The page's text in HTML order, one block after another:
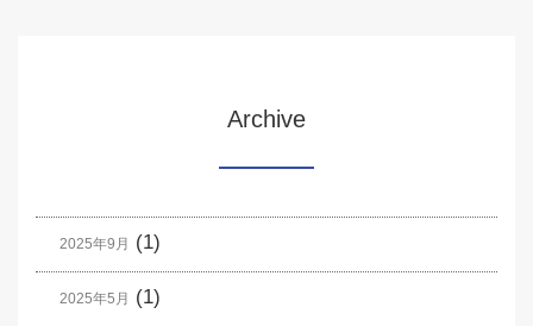
Archive
2025年9月 (1)
2025年5月 (1)